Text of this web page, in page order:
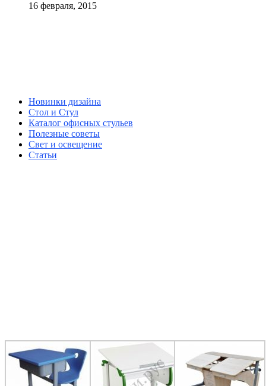
16 февраля, 2015
Новинки дизайна
Стол и Стул
Каталог офисных стульев
Полезные советы
Свет и освещение
Статьи